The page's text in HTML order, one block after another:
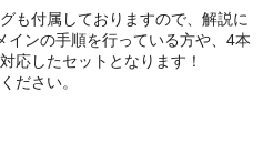
も付属しておりますので、解説に
インの手順を行っている方や、4本
応したセットとなります！
ださい。